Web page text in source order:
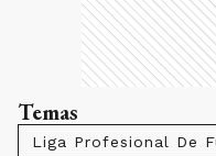
Temas
Liga Profesional De